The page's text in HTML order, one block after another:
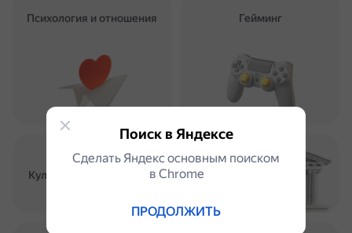
Культура и искусство
Психология и отношения Гейминг
Поиск в Яндексе
Сделать Яндекс основным поиском
в Сhrome
ПРОДОЛЖИТЬ